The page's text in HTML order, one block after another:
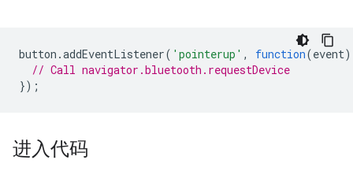
button .addEventListener( 'pointerup' , function(event)
// Call navigator.bluetooth.requestDevice
});
进入代码